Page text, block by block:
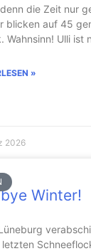
die Zeit nur
blicken auf 45
Wahnsinn! Ulli ist
»
2026
Winter!
letzten